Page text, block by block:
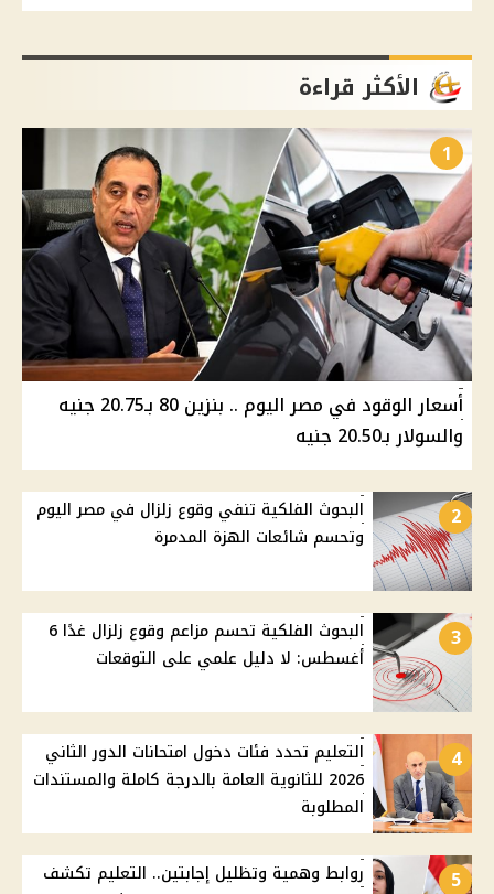
الأكثر قراءة
1
أسعار الوقود في مصر اليوم .. بنزين 80 بـ20.75 جنيه
والسولار بـ20.50 جنيه
2
البحوث الفلكية تنفي وقوع زلزال في مصر اليوم
وتحسم شائعات الهزة المدمرة
3
البحوث الفلكية تحسم مزاعم وقوع زلزال غدًا 6
أغسطس: لا دليل علمي على التوقعات
4
التعليم تحدد فئات دخول امتحانات الدور الثاني
2026 للثانوية العامة بالدرجة كاملة والمستندات
المطلوبة
5
روابط وهمية وتظليل إجابتين.. التعليم تكشف